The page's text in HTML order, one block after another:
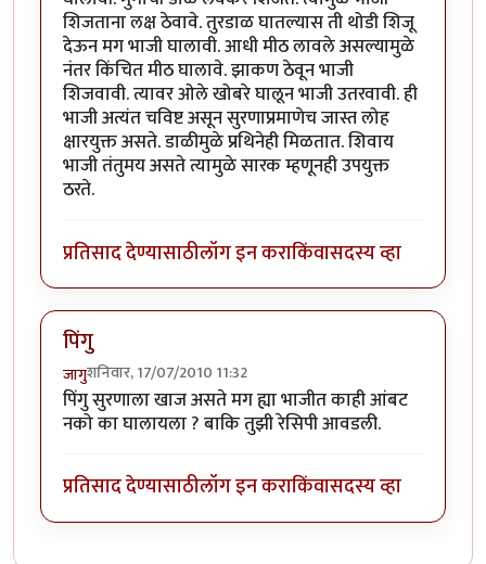
शिजताना लक्ष ठेवावे. तुरडाळ घातल्यास ती थोडी शिजू
देऊन मग भाजी घालावी. आधी मीठ लावले असल्यामुळे
नंतर किंचित मीठ घालावे. झाकण ठेवून भाजी
शिजवावी. त्यावर ओले खोबरे घालून भाजी उतरवावी. ही
भाजी अत्यंत चविष्ट असून सुरणाप्रमाणेच जास्त लोह
क्षारयुक्त असते. डाळीमुळे प्रथिनेही मिळतात. शिवाय
भाजी तंतुमय असते त्यामुळे सारक म्हणूनही उपयुक्त
ठरते.
प्रतिसाद देण्यासाठीलॉग इन कराकिंवासदस्य व्हा
पिंगु
जागुशनिवार, 17/07/2010 11:32
पिंगु सुरणाला खाज असते मग ह्या भाजीत काही आंबट
नको का घालायला ? बाकि तुझी रेसिपी आवडली.
प्रतिसाद देण्यासाठीलॉग इन कराकिंवासदस्य व्हा